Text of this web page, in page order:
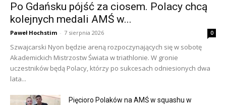
Po Gdańsku pójść za ciosem. Polacy chcą
kolejnych medali AMŚ w...
Paweł Hochstim - 7 sierpnia 2026 0
Szwajcarski Nyon będzie areną rozpoczynających się w sobotę
Akademickich Mistrzostw Świata w triathlonie. W gronie
uczestników będą Polacy, którzy po sukcesach odniesionych dwa
lata...
Pięcioro Polaków na AMŚ w squashu w